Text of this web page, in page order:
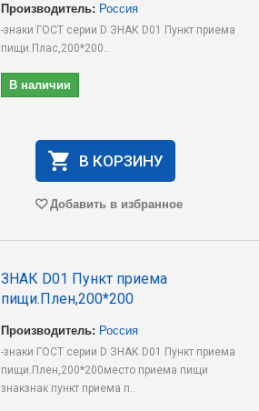
Производитель: Россия
-знаки ГОСТ серии D ЗНАК D01 Пункт приема
пищи.Плас,200*200..
В наличии
В КОРЗИНУ
Добавить в избранное
ЗНАК D01 Пункт приема
пищи.Плен,200*200
Производитель: Россия
-знаки ГОСТ серии D ЗНАК D01 Пункт приема
пищи.Плен,200*200место приема пищи
знакзнак пункт приема п..